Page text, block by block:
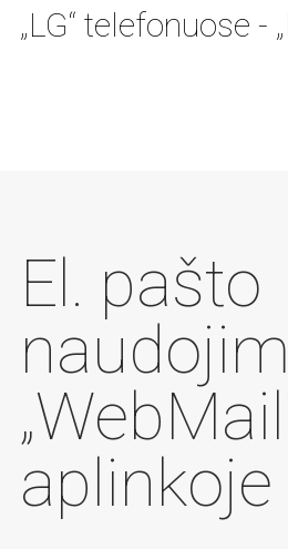
„LG“ telefonuose -
El. pašto
aplinkoje